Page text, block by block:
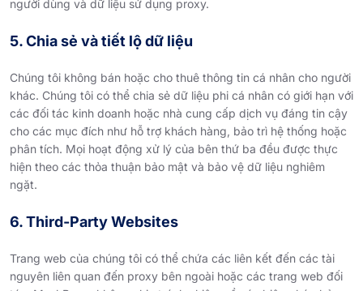
người dùng và dữ liệu sử dụng proxy.
5. Chia sẻ và tiết lộ dữ liệu
Chúng tôi không bán hoặc cho thuê thông tin cá nhân cho người
khác. Chúng tôi có thể chia sẻ dữ liệu phi cá nhân có giới hạn với
các đối tác kinh doanh hoặc nhà cung cấp dịch vụ đáng tin cậy
cho các mục đích như hỗ trợ khách hàng, bảo trì hệ thống hoặc
phân tích. Mọi hoạt động xử lý của bên thứ ba đều được thực
hiện theo các thỏa thuận bảo mật và bảo vệ dữ liệu nghiêm
ngặt.
6. Third-Party Websites
Trang web của chúng tôi có thể chứa các liên kết đến các tài
nguyên liên quan đến proxy bên ngoài hoặc các trang web đối